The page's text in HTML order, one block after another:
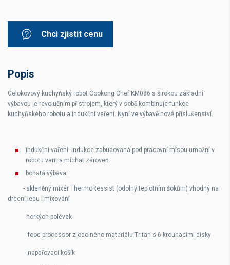
Chci zjistit cenu
Popis
Celokovový kuchyňský robot Cookong Chef KM086 s širokou základní
výbavou je revolučním přístrojem, který v sobě kombinuje funkce
kuchyňského robotu a indukční vaření. Nyní ve výbavě nové příslušenství.
indukční vaření: indukce zabudovaná pod pracovní mísou umožní v
robotu vařit a míchat zároveň
bohatá výbava:
- skleněný mixér ThermoRessist (odolný teplotním šokům) vhodný na
drcení ledu i mixování
horkých polévek
- food processor z odolného materiálu Tritan s 6 krouhacími disky
- napařovací košík